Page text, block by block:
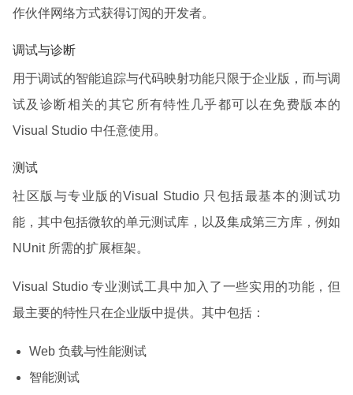
作伙伴网络方式获得订阅的开发者。
调试与诊断
用于调试的智能追踪与代码映射功能只限于企业版，而与调
试及诊断相关的其它所有特性几乎都可以在免费版本的
Visual Studio 中任意使用。
测试
社区版与专业版的Visual Studio 只包括最基本的测试功
能，其中包括微软的单元测试库，以及集成第三方库，例如
NUnit 所需的扩展框架。
Visual Studio 专业测试工具中加入了一些实用的功能，但
最主要的特性只在企业版中提供。其中包括：
Web 负载与性能测试
智能测试